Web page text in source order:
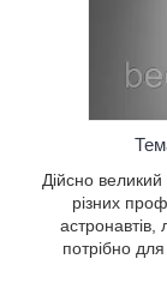
Дійсно
різних
потрібно